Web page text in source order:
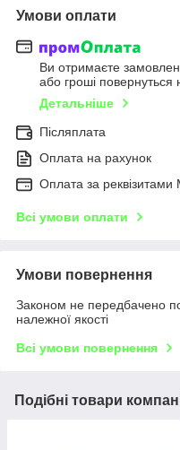
Умови оплати
Ви отримаєте
або гроші повернуться
Детальніше
Післяплата
Оплата на рахунок
Оплата за
Всі умови оплати
Умови повернення
Законом не передбачено
належної якості
Всі умови повернення
Подібні товари